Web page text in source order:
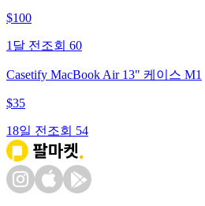
$100
1달 전 조회 60
Casetify MacBook Air 13" 케이스 M1
$35
18일 전 조회 54